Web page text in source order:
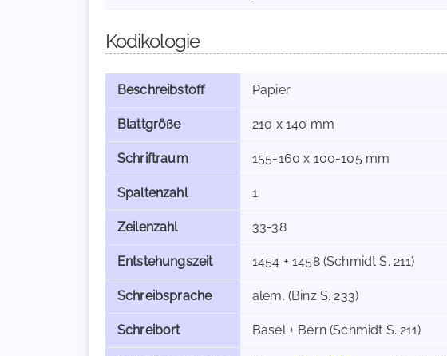
Kodikologie
Beschreibstoff Papier
Blattgröße 210 x 140 mm
Schriftraum 155-160 x 100-105 mm
Spaltenzahl 1
Zeilenzahl 33-38
Entstehungszeit 1454 + 1458 (Schmidt S. 211)
Schreibsprache alem. (Binz S. 233)
Schreibort Basel + Bern (Schmidt S. 211)